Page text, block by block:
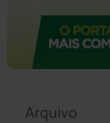
Arquivo